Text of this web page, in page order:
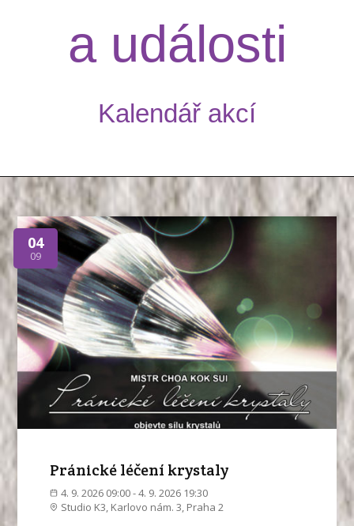
a události
Kalendář akcí
04
09
Pránické léčení krystaly
4. 9. 2026 09:00 - 4. 9. 2026 19:30
Studio K3, Karlovo nám. 3, Praha 2